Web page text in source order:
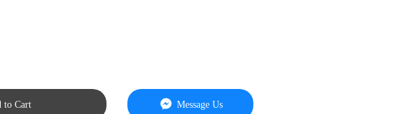
to Cart Message Us